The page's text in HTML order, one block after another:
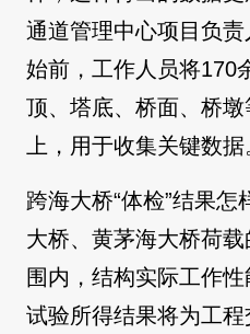
通道管理中心项目负
始前，工作人员将170
顶、塔底、桥面、桥
上，用于收集关键数据
跨海大桥“体检”结果
大桥、黄茅海大桥荷
围内，结构实际工作
试验所得结果将为工程